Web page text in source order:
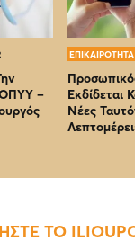
–
ΕΠΙΚΑΙΡΟΤΗΤΑ
Εκδίδεται
Νέες
ΤΟ